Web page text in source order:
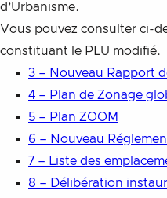
d’Urbanisme.
Vous pouvez consulter ci-
constituant le PLU modifié.
3 – Nouveau Rapport
4 – Plan de Zonage
5 – Plan ZOOM
6 – Nouveau
7 – Liste des
8 – Délibération